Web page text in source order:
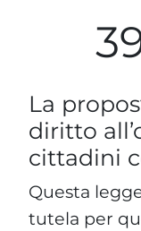
La
diritto
cittadini
Questa
tutela per